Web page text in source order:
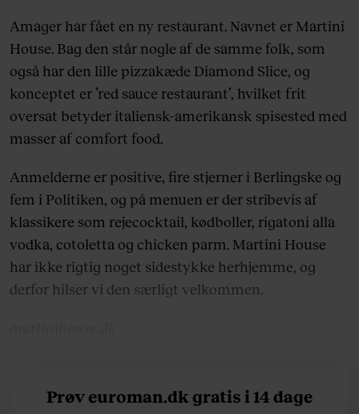
Amager har fået en ny restaurant. Navnet er Martini
House. Bag den står nogle af de samme folk, som
også har den lille pizzakæde Diamond Slice, og
konceptet er ’red sauce restaurant’, hvilket frit
oversat betyder italiensk-amerikansk spisested med
masser af comfort food.
Anmelderne er positive, fire stjerner i Berlingske og
fem i Politiken, og på menuen er der stribevis af
klassikere som rejecocktail, kødboller, rigatoni alla
vodka, cotoletta og chicken parm. Martini House
har ikke rigtig noget sidestykke herhjemme, og
derfor hilser vi den særligt velkommen.
Prøv euroman.dk gratis i 14 dage